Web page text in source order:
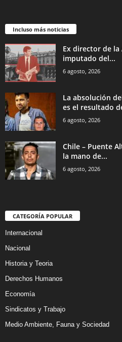
Incluso más noticias
Ex director de la
imputado del...
6 agosto, 2026
La absolución
es el resultado
6 agosto, 2026
Chile – Puente
la mano de...
6 agosto, 2026
CATEGORÍA POPULAR
Internacional
Nacional
Historia y Teoria
Derechos Humanos
Economía
Sindicatos y Trabajo
Medio Ambiente, Fauna y Sociedad